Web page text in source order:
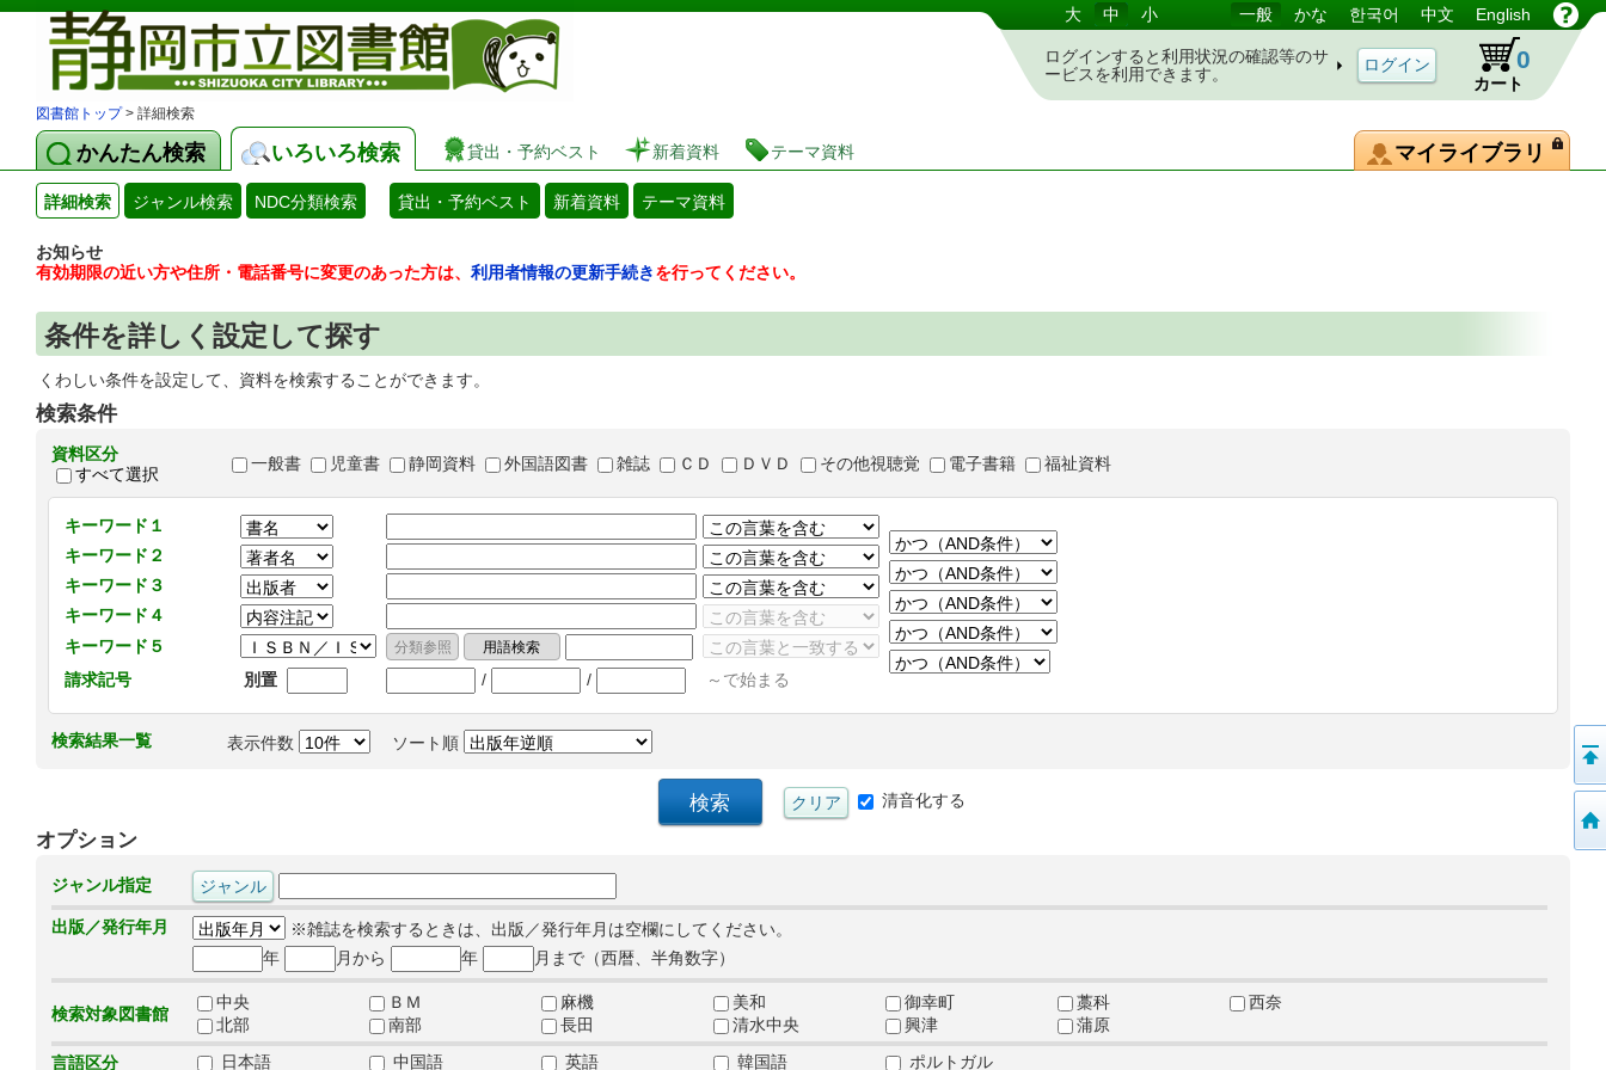
図書館 蔵書検索・予約システム 大 中 小 一般 かな 한국어 中文 English
ログインすると利用状況の確認等のサ
ービスを利用できます。
カート
0
図書館トップ> 詳細検索
かんたん検索 いろいろ検索 貸出・予約ベスト 新着資料 テーマ資料 マイライブラリ
詳細検索 ジャンル検索 NDC分類検索 貸出・予約ベスト 新着資料 テーマ資料
お知らせ
有効期限の近い方や住所・電話番号に変更のあった方は、 利用者情報の更新手続きを行ってください。
条件を詳しく設定して探す
くわしい条件を設定して、資料を検索することができます。
検索条件
資料区分
すべて選択
一般書 児童書 静岡資料 外国語図書 雑誌 ＣＤ ＤＶＤ その他視聴覚 電子書籍 福祉資料
キーワード１
キーワード２
キーワード３
キーワード４
キーワード５
請求記号
別置 / / ～で始まる
検索結果一覧 表示件数 ソート順
清音化する
オプション
ジャンル指定
出版／発行年月
※雑誌を検索するときは、出版／発行年月は空欄にしてください。
年
月から 年 月まで（西暦、半角数字）
検索対象図書館
中央 ＢＭ 麻機 美和 御幸町 藁科
西奈
北部
南部 長田 清水中央 興津
蒲原
言語区分
日本語 中国語 英語 韓国語 ポルトガル